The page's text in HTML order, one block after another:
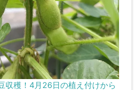
収穫！4月26日の植え付けから